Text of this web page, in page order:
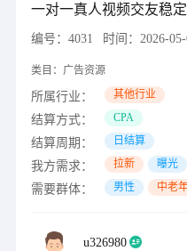
一对一真人视频交友稳
编号： 4031 时间： 2026-
类目： 广告资源
所属行业： 其他行业
结算方式： CPA
结算周期： 日结算
我方需求： 拉新 曝光
需要群体： 男性 中老
u326980